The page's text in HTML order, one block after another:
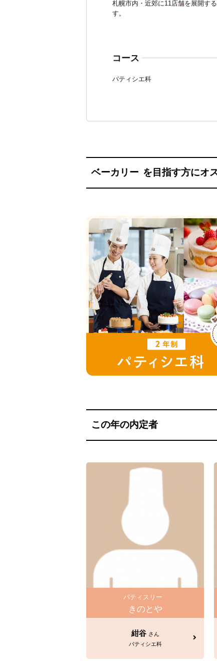
札幌市内・近郊に11店舗を展開す
す。
コース
パティシエ科
ベーカリー を目指す方にオ
この年の内定者
パティスリー
きのとや
紺谷 さん
パティシエ科